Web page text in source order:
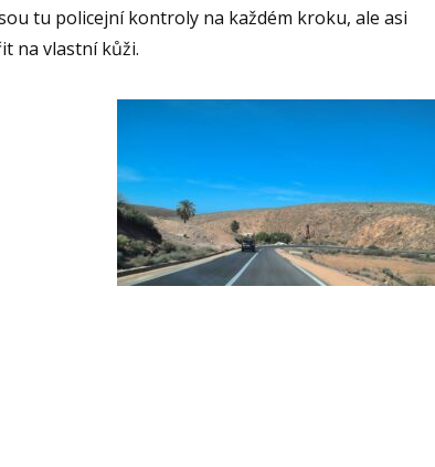
tu policejní kontroly na každém kroku, ale asi
na vlastní kůži.